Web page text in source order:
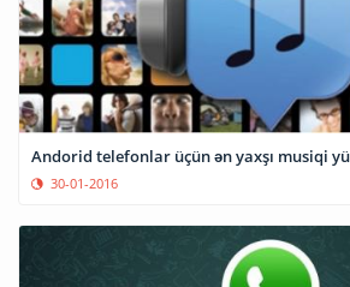
Andorid telefonlar üçün ən yaxşı musiqi
30-01-2016